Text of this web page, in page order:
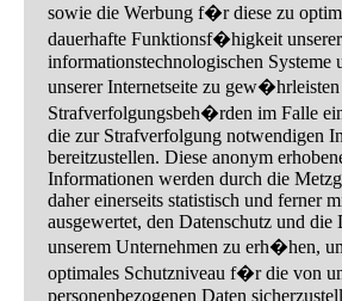
sowie die Werbung f�r diese zu
dauerhafte Funktionsf�higkeit unserer
informationstechnologischen Systeme
unserer Internetseite zu
Strafverfolgungsbeh�rden im Falle
die zur Strafverfolgung notwendigen
bereitzustellen. Diese anonym
Informationen werden durch die
daher einerseits statistisch und ferner
ausgewertet, den Datenschutz und die
unserem Unternehmen zu erh�hen,
optimales Schutzniveau f�r die von
personenbezogenen Daten